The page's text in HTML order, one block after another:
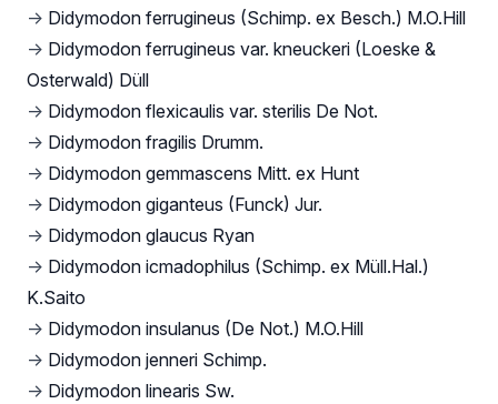
→ Didymodon ferrugineus (Schimp. ex Besch.) M.O.Hill
→ Didymodon ferrugineus var. kneuckeri (Loeske &
Osterwald) Düll
→ Didymodon flexicaulis var. sterilis De Not.
→ Didymodon fragilis Drumm.
→ Didymodon gemmascens Mitt. ex Hunt
→ Didymodon giganteus (Funck) Jur.
→ Didymodon glaucus Ryan
→ Didymodon icmadophilus (Schimp. ex Müll.Hal.)
K.Saito
→ Didymodon insulanus (De Not.) M.O.Hill
→ Didymodon jenneri Schimp.
→ Didymodon linearis Sw.